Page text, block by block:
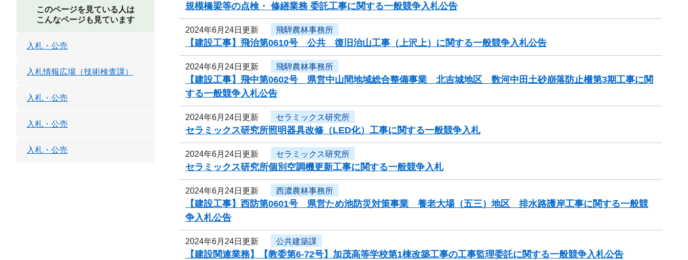
規模橋梁等の点検・ 修繕業務 委託工事に関する一般競争入札公告
2024年6月24日更新 飛騨農林事務所
【建設工事】飛治第0610号 公共 復旧治山工事（上沢上）に関する一般競争入札公告
2024年6月24日更新 飛騨農林事務所
【建設工事】飛中第0602号 県営中山間地域総合整備事業 北吉城地区 数河中田土砂崩落防止柵第3期工事に関
する一般競争入札公告
2024年6月24日更新 セラミックス研究所
セラミックス研究所照明器具改修（LED化）工事に関する一般競争入札
2024年6月24日更新 セラミックス研究所
セラミックス研究所個別空調機更新工事に関する一般競争入札
2024年6月24日更新 西濃農林事務所
【建設工事】西防第0601号 県営ため池防災対策事業 養老大場（五三）地区 排水路護岸工事に関する一般競
争入札公告
2024年6月24日更新 公共建築課
【建設関連業務】【教委第6-72号】加茂高等学校第1棟改築工事の工事監理委託に関する一般競争入札公告
このページを見ている人は
こんなページも見ています
入札・公売
入札情報広場（技術検査課）
入札・公売
入札・公売
入札・公売